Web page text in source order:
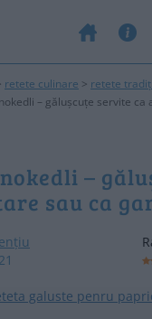
retete culinare > retete
– gălușcuțe servite ca
–
sau ca